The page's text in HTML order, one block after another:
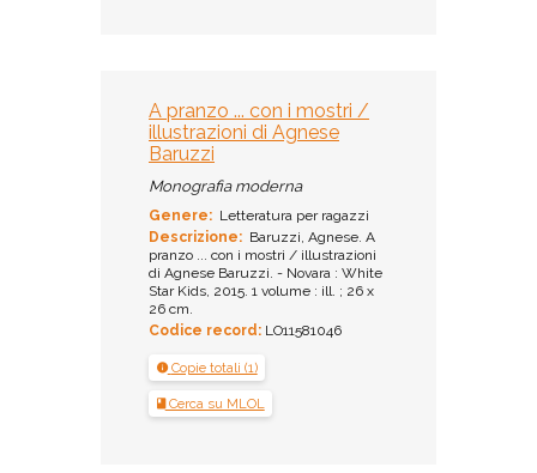
A pranzo ... con i mostri /
illustrazioni di Agnese
Baruzzi
Monografia moderna
Genere: Letteratura per ragazzi
Descrizione: Baruzzi, Agnese. A
pranzo ... con i mostri / illustrazioni
di Agnese Baruzzi. - Novara : White
Star Kids, 2015. 1 volume : ill. ; 26 x
26 cm.
Codice record: LO11581046
Copie totali (1)
Cerca su MLOL